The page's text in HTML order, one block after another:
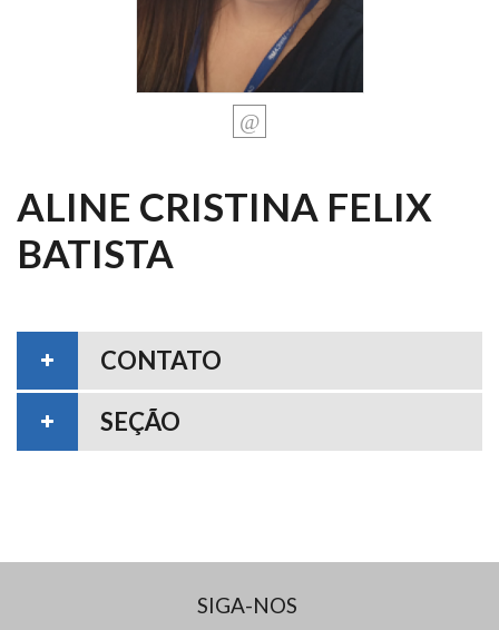
ALINE CRISTINA FELIX
BATISTA
CONTATO
SEÇÃO
SIGA-NOS